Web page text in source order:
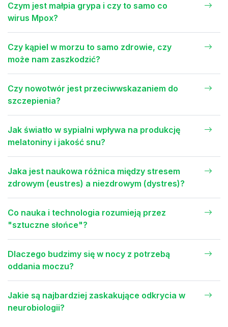
Czym jest małpia grypa i czy to samo co
wirus Mpox?
Czy kąpiel w morzu to samo zdrowie, czy
może nam zaszkodzić?
Czy nowotwór jest przeciwwskazaniem do
szczepienia?
Jak światło w sypialni wpływa na produkcję
melatoniny i jakość snu?
Jaka jest naukowa różnica między stresem
zdrowym (eustres) a niezdrowym (dystres)?
Co nauka i technologia rozumieją przez
"sztuczne słońce"?
Dlaczego budzimy się w nocy z potrzebą
oddania moczu?
Jakie są najbardziej zaskakujące odkrycia w
neurobiologii?